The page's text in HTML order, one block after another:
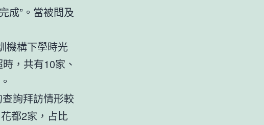
成”。當被問及
構下學時光
，共有10家、
詢拜訪情形較
都2家，占比